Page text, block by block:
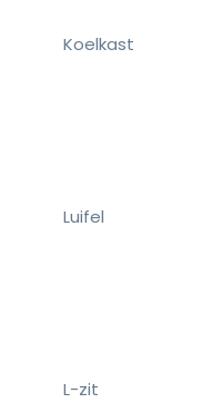
Koelkast
Luifel
L-zit